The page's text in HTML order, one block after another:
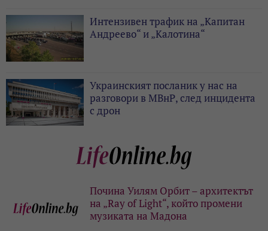
Интензивен трафик на „Капитан
Андреево“ и „Калотина“
Украинският посланик у нас на
разговори в МВнР, след инцидента
с дрон
Почина Уилям Орбит – архитектът
на „Ray of Light“, който промени
музиката на Мадона